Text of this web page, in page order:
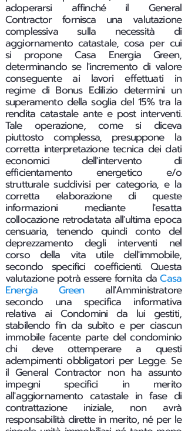
adoperarsi affinché il General
Contractor fornisca una valutazione
complessiva sulla necessità di
aggiornamento catastale, cosa per cui
si propone Casa Energia Green,
determinando se l'incremento di valore
conseguente ai lavori effettuati in
regime di Bonus Edilizio determini un
superamento della soglia del 15% tra la
rendita catastale ante e post interventi.
Tale operazione, come si diceva
piuttosto complessa, presuppone la
corretta interpretazione tecnica dei dati
economici dell'intervento di
efficientamento energetico e/o
strutturale suddivisi per categoria, e la
corretta elaborazione di queste
informazioni mediante l'esatta
collocazione retrodatata all'ultima epoca
censuaria, tenendo quindi conto del
deprezzamento degli interventi nel
corso della vita utile dell'immobile,
secondo specifici coefficienti. Questa
valutazione potrà essere fornita daCasa
Energia Greenall'Amministratore
secondo una specifica informativa
relativa ai Condomini da lui gestiti,
stabilendo fin da subito e per ciascun
immobile facente parte del condominio
chi deve ottemperare a questi
adempimenti obbligatori per Legge. Se
il General Contractor non ha assunto
impegni specifici in merito
all'aggiornamento catastale in fase di
contrattazione iniziale, non avrà
responsabilità dirette in merito, né per le